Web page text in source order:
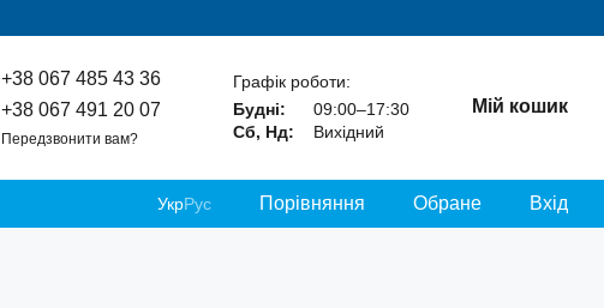
+38 067 485 43 36
+38 067 491 20 07
Передзвонити вам?
Графік роботи:
Будні:
09:00–17:30
Сб, Нд:
Вихідний
Мій кошик
УкрРус Порівняння Обране Вхід